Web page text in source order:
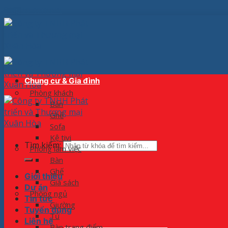
Tìm kiếm:
Giới thiệu
Dự án
Tin tức
Tuyển dụng
Liên hệ
Chung cư & Gia đình
Phòng khách
Bàn
Ghế
Sofa
Kệ tivi
Phòng làm việc
Bàn
Ghế
Giá sách
Phòng ngủ
Giường
Tủ